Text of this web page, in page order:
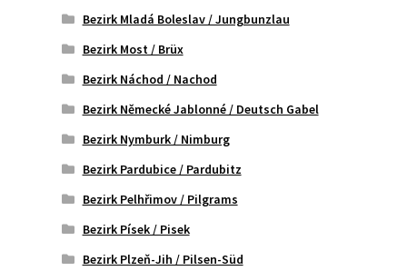
Bezirk Mladá Boleslav / Jungbunzlau
Bezirk Most / Brüx
Bezirk Náchod / Nachod
Bezirk Německé Jablonné / Deutsch Gabel
Bezirk Nymburk / Nimburg
Bezirk Pardubice / Pardubitz
Bezirk Pelhřimov / Pilgrams
Bezirk Písek / Pisek
Bezirk Plzeň-Jih / Pilsen-Süd